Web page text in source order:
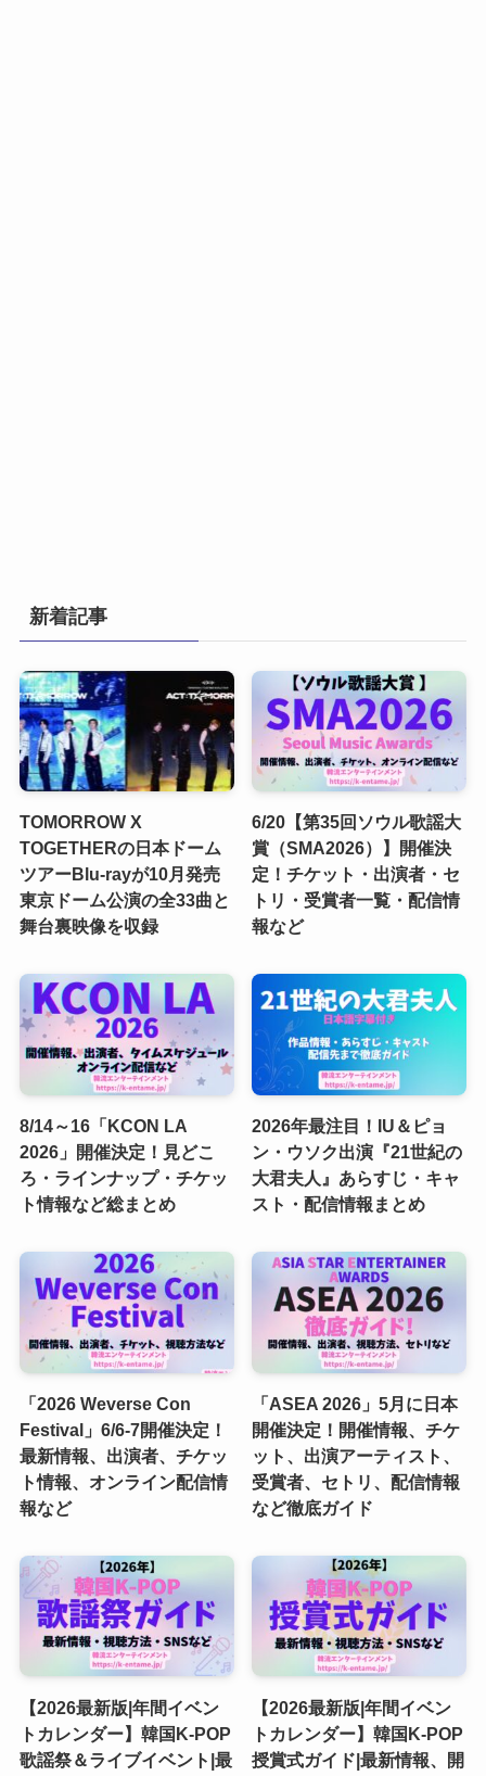
新着記事
TOMORROW X
TOGETHERの日本ドーム
ツアーBlu-rayが10月発売
東京ドーム公演の全33曲と
舞台裏映像を収録
6/20【第35回ソウル歌謡大
賞（SMA2026）】開催決
定！チケット・出演者・セ
トリ・受賞者一覧・配信情
報など
8/14～16「KCON LA
2026」開催決定！見どこ
ろ・ラインナップ・チケッ
ト情報など総まとめ
2026年最注目！IU＆ピョ
ン・ウソク出演『21世紀の
大君夫人』あらすじ・キャ
スト・配信情報まとめ
「2026 Weverse Con
Festival」6/6-7開催決定！
最新情報、出演者、チケッ
ト情報、オンライン配信情
報など
「ASEA 2026」5月に日本
開催決定！開催情報、チケ
ット、出演アーティスト、
受賞者、セトリ、配信情報
など徹底ガイド
【2026最新版|年間イベン
トカレンダー】韓国K-POP
歌謡祭＆ライブイベント|最
【2026最新版|年間イベン
トカレンダー】韓国K-POP
授賞式ガイド|最新情報、開